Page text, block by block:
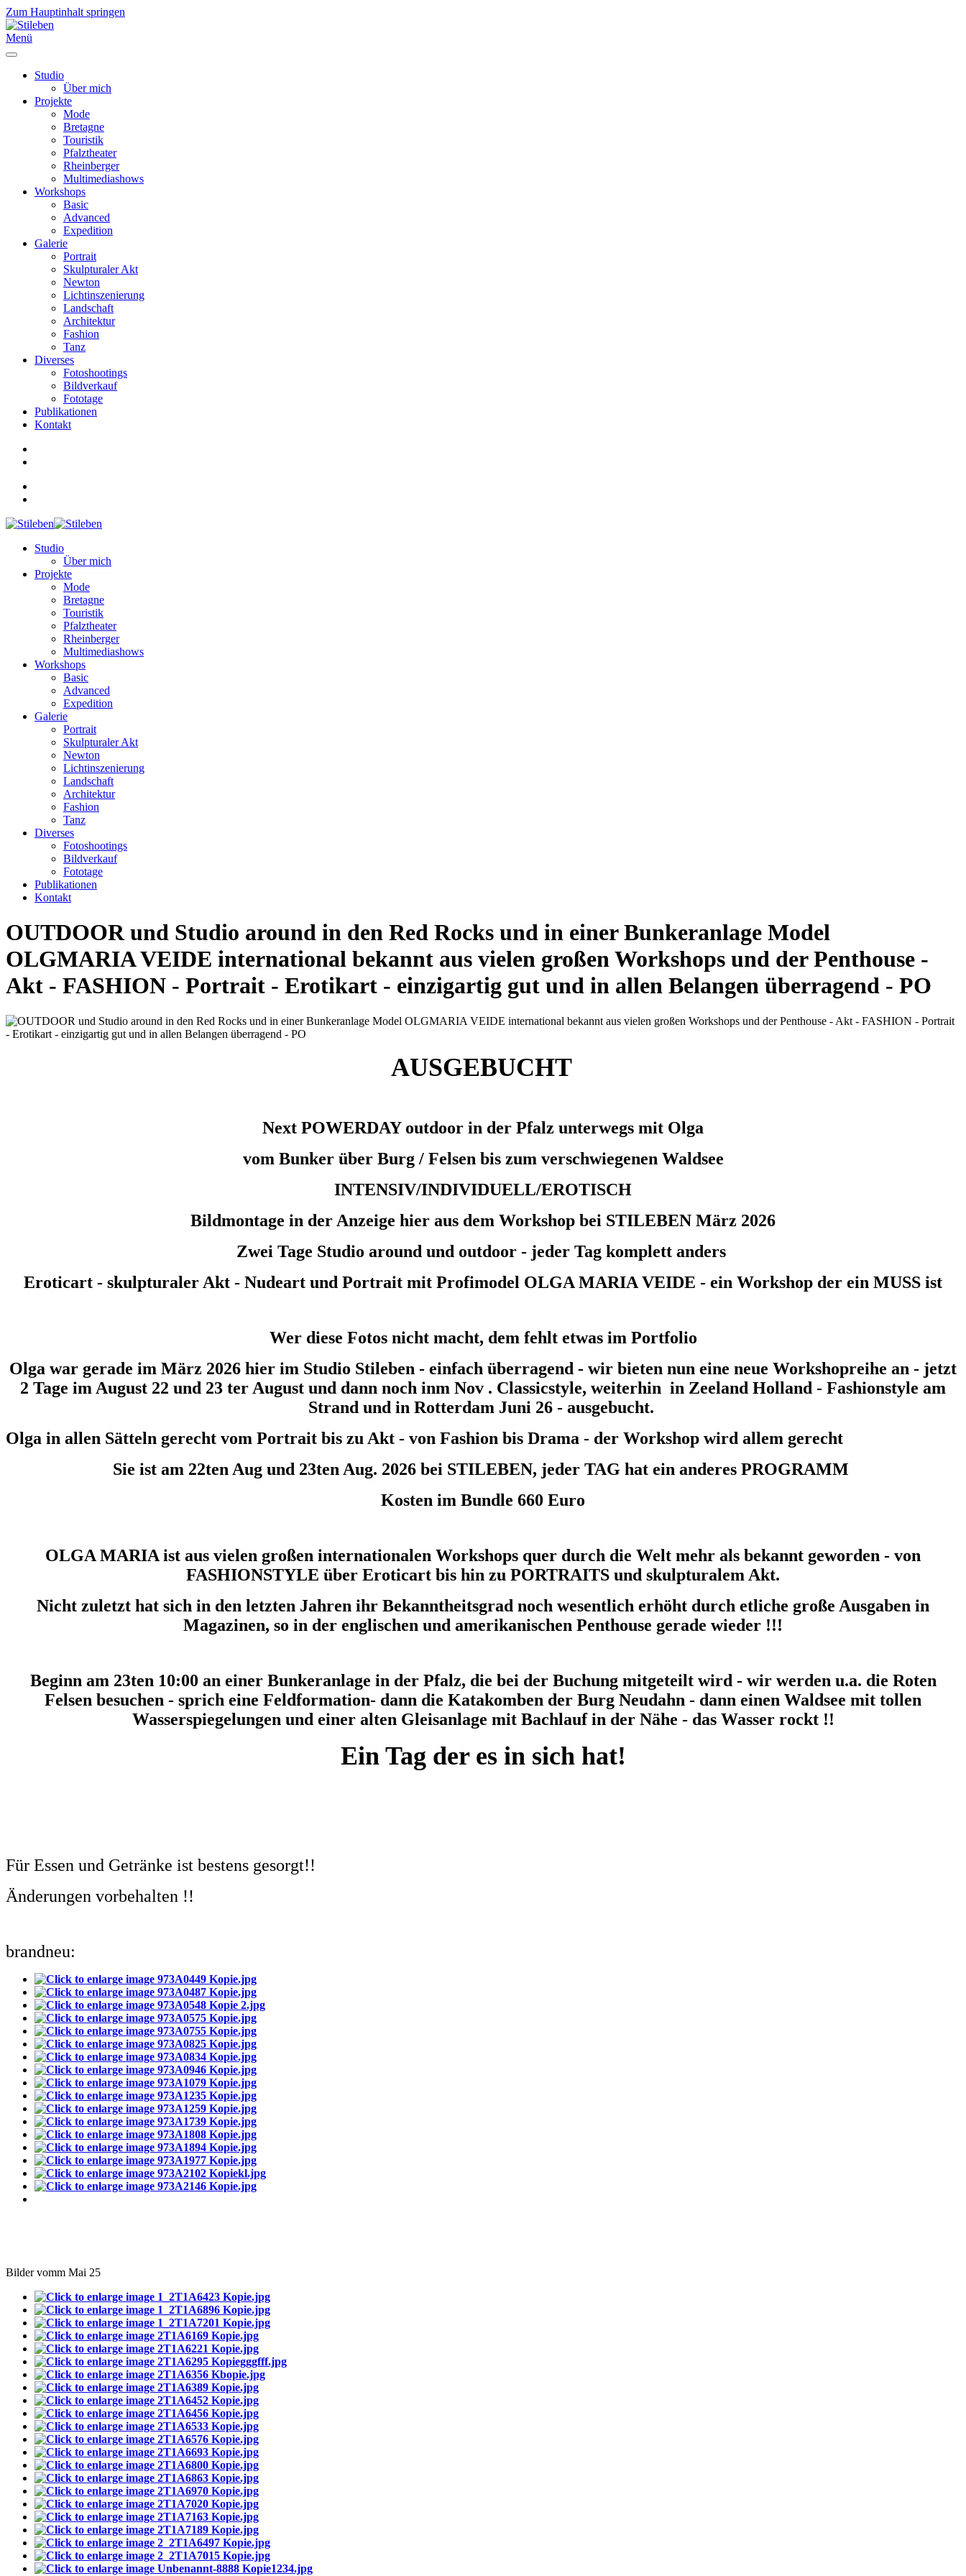
Zum Hauptinhalt springen
Menü
Studio
Über mich
Projekte
Mode
Bretagne
Touristik
Pfalztheater
Rheinberger
Multimediashows
Workshops
Basic
Advanced
Expedition
Galerie
Portrait
Skulpturaler Akt
Newton
Lichtinszenierung
Landschaft
Architektur
Fashion
Tanz
Diverses
Fotoshootings
Bildverkauf
Fototage
Publikationen
Kontakt
Studio
Über mich
Projekte
Mode
Bretagne
Touristik
Pfalztheater
Rheinberger
Multimediashows
Workshops
Basic
Advanced
Expedition
Galerie
Portrait
Skulpturaler Akt
Newton
Lichtinszenierung
Landschaft
Architektur
Fashion
Tanz
Diverses
Fotoshootings
Bildverkauf
Fototage
Publikationen
Kontakt
OUTDOOR und Studio around in den Red Rocks und in einer Bunkeranlage Model
OLGMARIA VEIDE international bekannt aus vielen großen Workshops und der Penthouse -
Akt - FASHION - Portrait - Erotikart - einzigartig gut und in allen Belangen überragend - PO
AUSGEBUCHT
Next POWERDAY outdoor in der Pfalz unterwegs mit Olga
vom Bunker über Burg / Felsen bis zum verschwiegenen Waldsee
INTENSIV/INDIVIDUELL/EROTISCH
Bildmontage in der Anzeige hier aus dem Workshop bei STILEBEN März 2026
Zwei Tage Studio around und outdoor - jeder Tag komplett anders
Eroticart - skulpturaler Akt - Nudeart und Portrait mit Profimodel OLGA MARIA VEIDE - ein Workshop der ein MUSS ist
Wer diese Fotos nicht macht, dem fehlt etwas im Portfolio
Olga war gerade im März 2026 hier im Studio Stileben - einfach überragend - wir bieten nun eine neue Workshopreihe an - jetzt
2 Tage im August 22 und 23 ter August und dann noch inm Nov . Classicstyle, weiterhin in Zeeland Holland - Fashionstyle am
Strand und in Rotterdam Juni 26 - ausgebucht.
Olga in allen Sätteln gerecht vom Portrait bis zu Akt - von Fashion bis Drama - der Workshop wird allem gerecht
Sie ist am 22ten Aug und 23ten Aug. 2026 bei STILEBEN, jeder TAG hat ein anderes PROGRAMM
Kosten im Bundle 660 Euro
OLGA MARIA ist aus vielen großen internationalen Workshops quer durch die Welt mehr als bekannt geworden - von
FASHIONSTYLE über Eroticart bis hin zu PORTRAITS und skulpturalem Akt.
Nicht zuletzt hat sich in den letzten Jahren ihr Bekanntheitsgrad noch wesentlich erhöht durch etliche große Ausgaben in
Magazinen, so in der englischen und amerikanischen Penthouse gerade wieder !!!
Beginn am 23ten 10:00 an einer Bunkeranlage in der Pfalz, die bei der Buchung mitgeteilt wird - wir werden u.a. die Roten
Felsen besuchen - sprich eine Feldformation- dann die Katakomben der Burg Neudahn - dann einen Waldsee mit tollen
Wasserspiegelungen und einer alten Gleisanlage mit Bachlauf in der Nähe - das Wasser rockt !!
Ein Tag der es in sich hat!
Für Essen und Getränke ist bestens gesorgt!!
Änderungen vorbehalten !!
brandneu:
Bilder vomm Mai 25